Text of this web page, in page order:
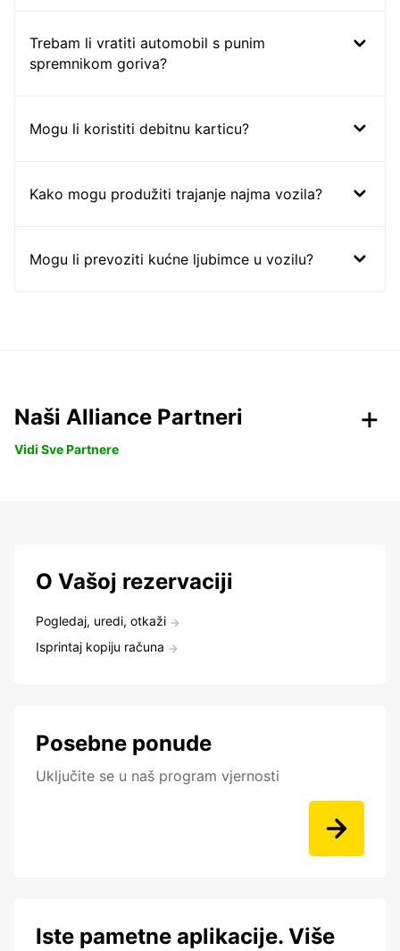
Trebam li vratiti automobil s punim
spremnikom goriva?
Mogu li koristiti debitnu karticu?
Kako mogu produžiti trajanje najma vozila?
Mogu li prevoziti kućne ljubimce u vozilu?
Naši Alliance Partneri
Vidi Sve Partnere
O Vašoj rezervaciji
Pogledaj, uredi, otkaži
Isprintaj kopiju računa
Posebne ponude
Uključite se u naš program vjernosti
Iste pametne aplikacije. Više